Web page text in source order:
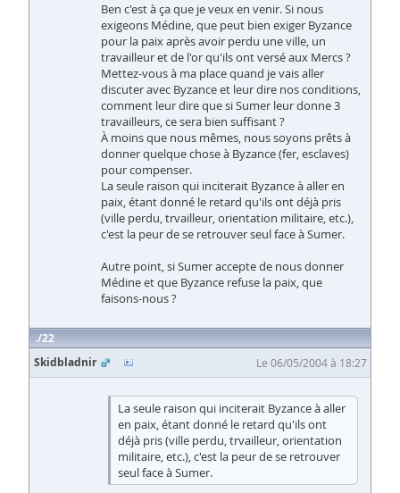
Ben c'est à ça que je veux en venir. Si nous
exigeons Médine, que peut bien exiger Byzance
pour la paix après avoir perdu une ville, un
travailleur et de l'or qu'ils ont versé aux Mercs ?
Mettez-vous à ma place quand je vais aller
discuter avec Byzance et leur dire nos conditions,
comment leur dire que si Sumer leur donne 3
travailleurs, ce sera bien suffisant ?
À moins que nous mêmes, nous soyons prêts à
donner quelque chose à Byzance (fer, esclaves)
pour compenser.
La seule raison qui inciterait Byzance à aller en
paix, étant donné le retard qu'ils ont déjà pris
(ville perdu, trvailleur, orientation militaire, etc.),
c'est la peur de se retrouver seul face à Sumer.
Autre point, si Sumer accepte de nous donner
Médine et que Byzance refuse la paix, que
faisons-nous ?
22
Skidbladnir
Le 06/05/2004 à 18:27
La seule raison qui inciterait Byzance à aller
en paix, étant donné le retard qu'ils ont
déjà pris (ville perdu, trvailleur, orientation
militaire, etc.), c'est la peur de se retrouver
seul face à Sumer.